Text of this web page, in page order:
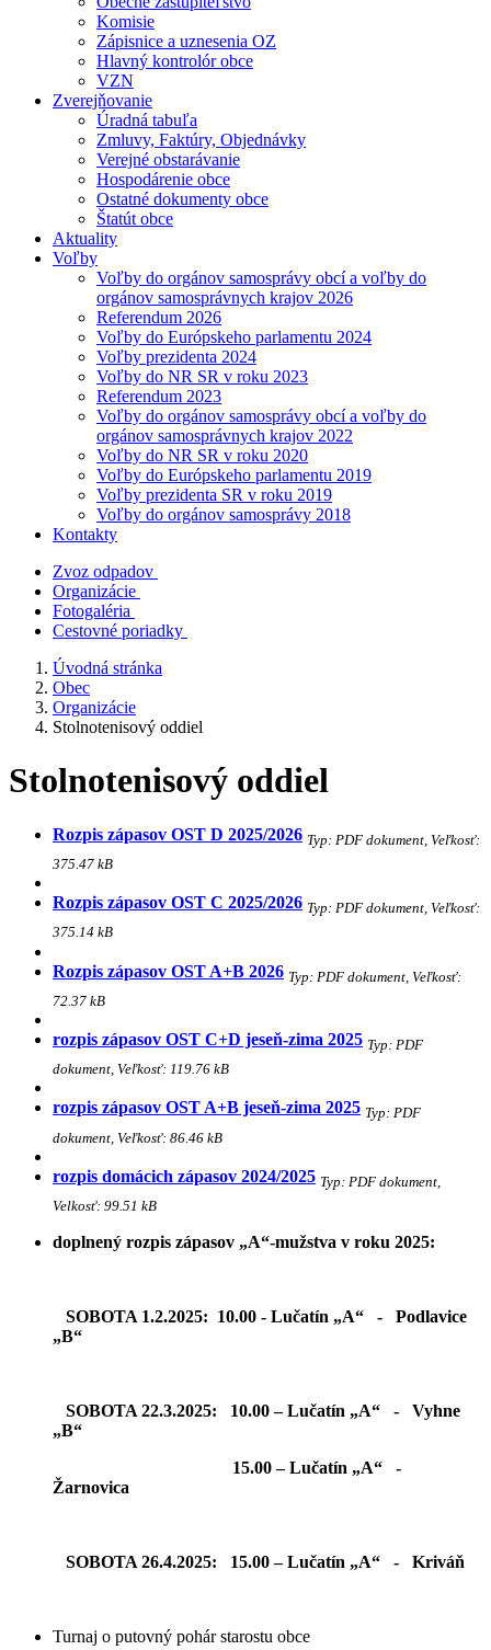
Komisie
Zápisnice a uznesenia OZ
Hlavný kontrolór obce
VZN
Zverejňovanie
Úradná tabuľa
Zmluvy, Faktúry, Objednávky
Verejné obstarávanie
Hospodárenie obce
Ostatné dokumenty obce
Štatút obce
Aktuality
Voľby
Voľby do orgánov samosprávy obcí a voľby do
orgánov samosprávnych krajov 2026
Referendum 2026
Voľby do Európskeho parlamentu 2024
Voľby prezidenta 2024
Voľby do NR SR v roku 2023
Referendum 2023
Voľby do orgánov samosprávy obcí a voľby do
orgánov samosprávnych krajov 2022
Voľby do NR SR v roku 2020
Voľby do Európskeho parlamentu 2019
Voľby prezidenta SR v roku 2019
Voľby do orgánov samosprávy 2018
Kontakty
Zvoz odpadov
Organizácie
Fotogaléria
Cestovné poriadky
Úvodná stránka
Obec
Organizácie
Stolnotenisový oddiel
Stolnotenisový oddiel
Rozpis zápasov OST D 2025/2026 Typ: PDF dokument, Veľkosť:
375.47 kB
Rozpis zápasov OST C 2025/2026 Typ: PDF dokument, Veľkosť:
375.14 kB
Rozpis zápasov OST A+B 2026 Typ: PDF dokument, Veľkosť:
72.37 kB
rozpis zápasov OST C+D jeseň-zima 2025 Typ: PDF
dokument, Veľkosť: 119.76 kB
rozpis zápasov OST A+B jeseň-zima 2025 Typ: PDF
dokument, Veľkosť: 86.46 kB
rozpis domácich zápasov 2024/2025 Typ: PDF dokument,
Velkosť: 99.51 kB
doplnený rozpis zápasov „A“-mužstva v roku 2025:
SOBOTA 1.2.2025: 10.00 - Lučatín „A“ - Podlavice
„B“
SOBOTA 22.3.2025: 10.00 – Lučatín „A“ - Vyhne
„B“
15.00 – Lučatín „A“ -
Žarnovica
SOBOTA 26.4.2025: 15.00 – Lučatín „A“ - Kriváň
Turnaj o putovný pohár starostu obce